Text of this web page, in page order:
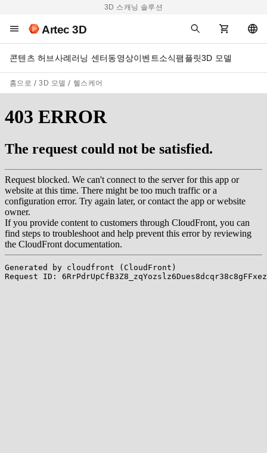
3D 스캐닝 솔루션
Artec 3D
콘텐츠 허브사례러닝 센터동영상이벤트소식팸플릿3D 모델
홈으로 3D 모델 헬스케어